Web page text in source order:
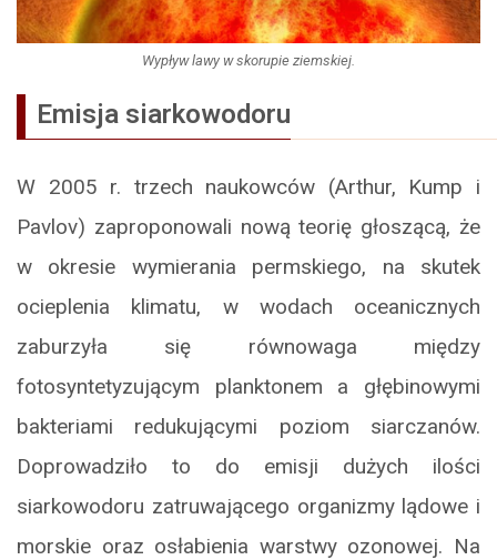
Wypływ lawy w skorupie ziemskiej.
Emisja siarkowodoru
W 2005 r. trzech naukowców (Arthur, Kump i
Pavlov) zaproponowali nową teorię głoszącą, że
w okresie wymierania permskiego, na skutek
ocieplenia klimatu, w wodach oceanicznych
zaburzyła się równowaga między
fotosyntetyzującym planktonem a głębinowymi
bakteriami redukującymi poziom siarczanów.
Doprowadziło to do emisji dużych ilości
siarkowodoru zatruwającego organizmy lądowe i
morskie oraz osłabienia warstwy ozonowej. Na